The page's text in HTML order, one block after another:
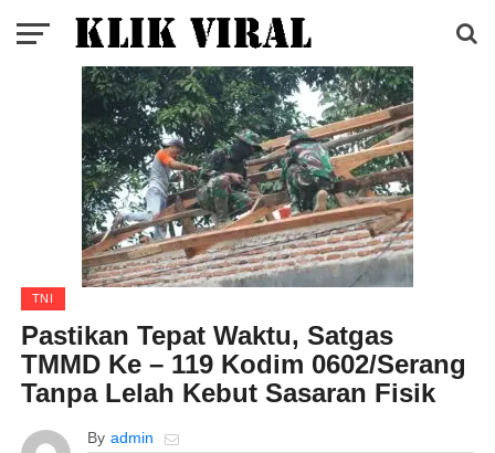
TNI
Pastikan Tepat Waktu, Satgas
TMMD Ke – 119 Kodim 0602/Serang
Tanpa Lelah Kebut Sasaran Fisik
By admin